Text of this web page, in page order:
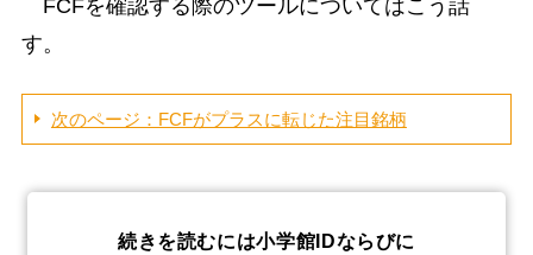
FCFを確認する際のツールについてはこう話
す。
次のページ：FCFがプラスに転じた注目銘柄
続きを読むには小学館IDならびに